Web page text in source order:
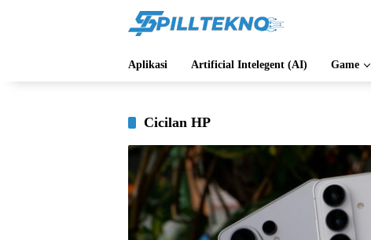
Aplikasi Artificial Intelegent (AI) Game
Cicilan HP